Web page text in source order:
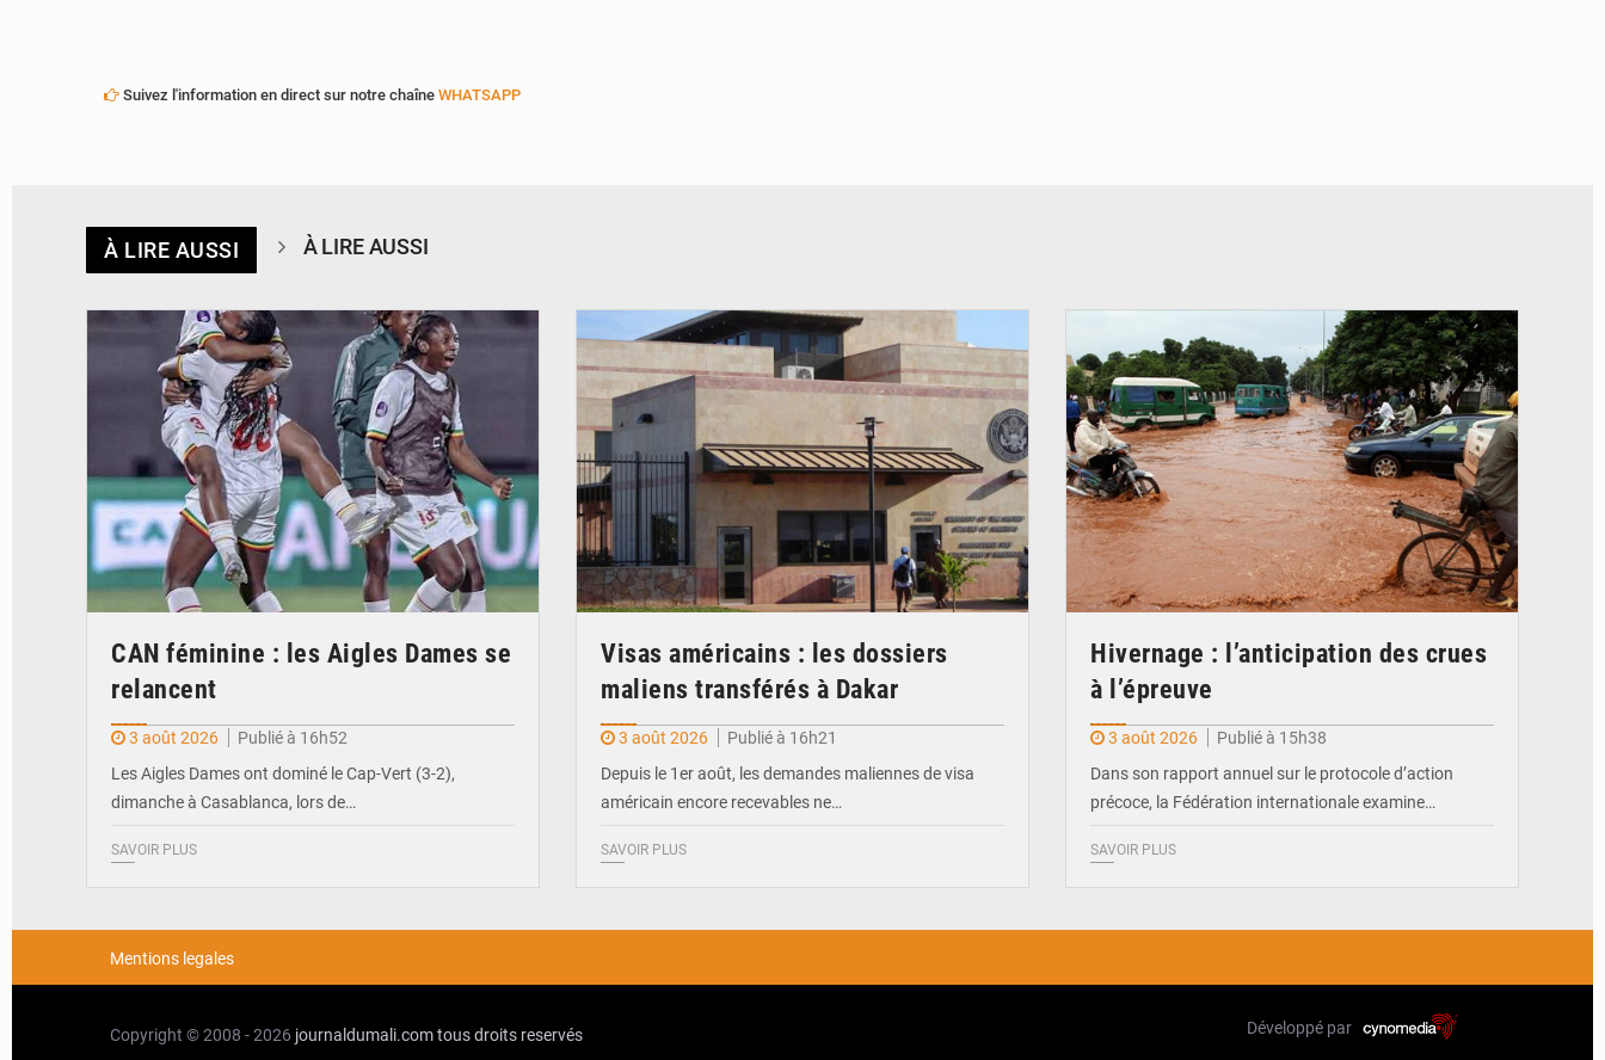
Suivez l'information en direct sur notre chaîne WHATSAPP
À LIRE AUSSI À LIRE AUSSI
© FEMAFOOT
CAN féminine : les Aigles Dames se
relancent
3 août 2026
Publié à 16h52
Les Aigles Dames ont dominé le Cap-Vert (3-2),
dimanche à Casablanca, lors de…
SAVOIR PLUS
Visas américains : les dossiers
maliens transférés à Dakar
3 août 2026
Publié à 16h21
Depuis le 1er août, les demandes maliennes de visa
américain encore recevables ne…
SAVOIR PLUS
Hivernage : l’anticipation des crues
à l’épreuve
3 août 2026
Publié à 15h38
Dans son rapport annuel sur le protocole d’action
précoce, la Fédération internationale examine…
SAVOIR PLUS
Mentions legales
Copyright © 2008 - 2026 journaldumali.comtous droits reservés Développé par